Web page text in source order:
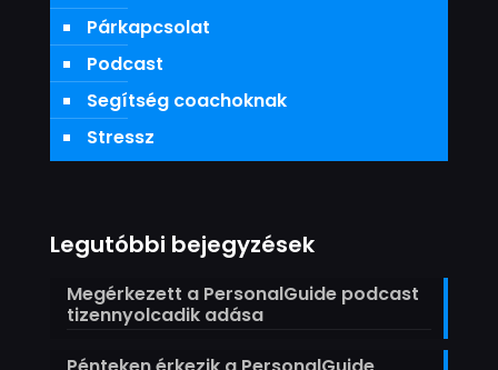
Párkapcsolat
Podcast
Segítség coachoknak
Stressz
Legutóbbi bejegyzések
Megérkezett a PersonalGuide podcast
tizennyolcadik adása